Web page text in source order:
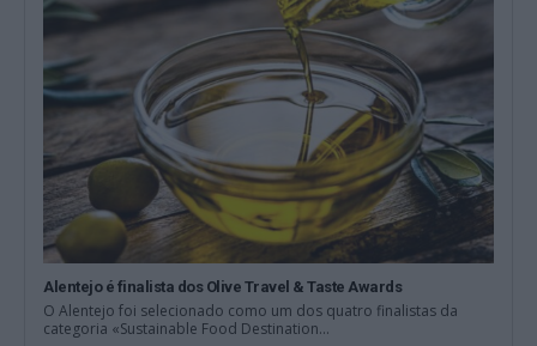
Alentejo é finalista dos Olive Travel & Taste Awards
O Alentejo foi selecionado como um dos quatro finalistas da
categoria «Sustainable Food Destination...